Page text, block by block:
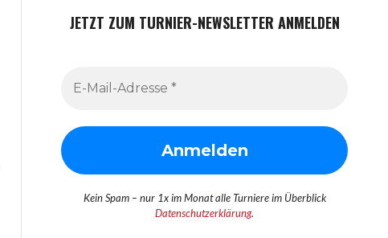
JETZT ZUM TURNIER-NEWSLETTER ANMELDEN
Kein Spam – nur 1x im Monat alle Turniere im Überblick
Datenschutzerklärung.